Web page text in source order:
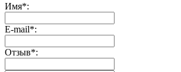
Имя*:
E-mail*:
Отзыв*: